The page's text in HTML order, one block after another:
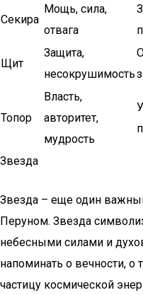
Секира
Мощь, сила,
отвага
Щит
Защита,
несокрушимость
Топор
Власть,
авторитет,
мудрость
Звезда
Звезда – еще один
Перуном. Звезда
небесными силами и
напоминать о вечности, о
частицу космической